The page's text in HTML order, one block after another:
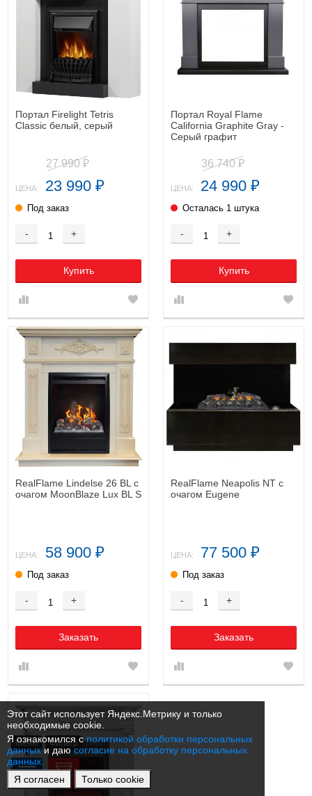
Этот сайт использует Яндекс.Метрику и только
необходимые cookie.
Я ознакомился сполитикой обработки персональных
данныхи даю согласие на обработку персональных
данных.
Я согласен
Только cookie
Портал Firelight Tetris
Classic белый, серый
27 990 ₽
ЦЕНА: 23 990 ₽
Под заказ
- +
Купить
Портал Royal Flame
California Graphite Gray -
Серый графит
36 740 ₽
ЦЕНА: 24 990 ₽
Осталась 1 штука
- +
Купить
RealFlame Lindelse 26 BL с
очагом MoonBlaze Lux BL S
ЦЕНА: 58 900 ₽
Под заказ
- +
Заказать
RealFlame Neapolis NT с
очагом Eugene
ЦЕНА: 77 500 ₽
Под заказ
- +
Заказать
Меню Фильтр